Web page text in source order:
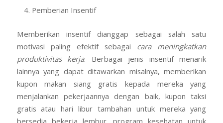
Pemberian Insentif
Memberikan insentif dianggap sebagai salah satu
motivasi paling efektif sebagai carameningkatkan
produktivitas kerja. Berbagai jenis insentif menarik
lainnya yang dapat ditawarkan misalnya, memberikan
kupon makan siang gratis kepada mereka yang
menjalankan pekerjaannya dengan baik, kupon taksi
gratis atau hari libur tambahan untuk mereka yang
bersedia bekerja lembur, program kesehatan untuk